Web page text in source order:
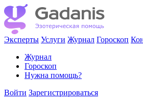
Эксперты Услуги Журнал Гороскоп
Журнал
Гороскоп
Нужна помощь?
Войти Зарегистрироваться